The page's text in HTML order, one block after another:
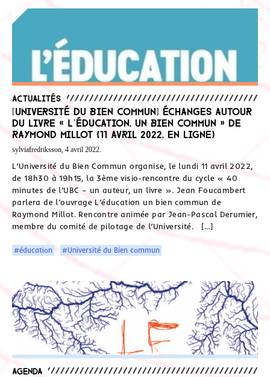
Actualités
[Université du Bien Commun] Échanges autour
du livre « L’éducation, un bien commun » de
Raymond Millot (11 avril 2022, en ligne)
sylviafredriksson, 4 avril 2022.
L’Université du Bien Commun organise, le lundi 11 avril 2022,
de 18h30 à 19h15, la 3ème visio-rencontre du cycle « 40
minutes de l’UBC – un auteur, un livre ». Jean Foucambert
parlera de l’ouvrage L’éducation un bien commun de
Raymond Millot. Rencontre animée par Jean-Pascal Derumier,
membre du comité de pilotage de l’Université. […]
#éducation #Université du Bien commun
Agenda